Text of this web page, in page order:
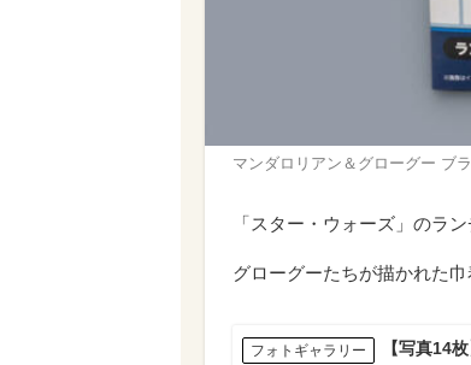
マンダロリアン＆グローグー ブ
「スター・ウォーズ」のラ
グローグーたちが描かれた
フォトギャラリー
【写真14